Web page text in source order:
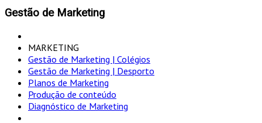
Gestão de Marketing
MARKETING
Gestão de Marketing | Colégios
Gestão de Marketing | Desporto
Planos de Marketing
Produção de conteúdo
Diagnóstico de Marketing